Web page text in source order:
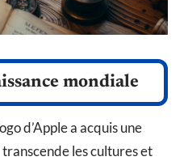
mondiale
d’Apple a acquis une
les cultures et